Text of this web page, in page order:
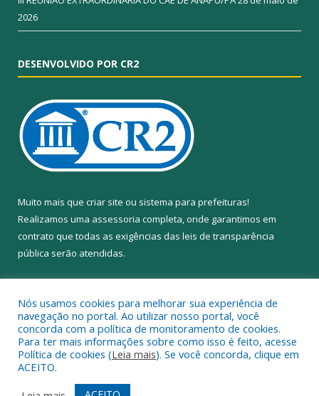
2026
DESENVOLVIDO POR CR2
Muito mais que criar site ou sistema para prefeituras!
Realizamos uma assessoria completa, onde garantimos em
contrato que todas as exigências das leis de transparência
pública serão atendidas.
Todos os direitos reservados a Câmara Municipal de Anapu.
Mapa do Site Acessar Área Administrativa
Nós usamos cookies para melhorar sua experiência de
navegação no portal. Ao utilizar nosso portal, você
concorda com a política de monitoramento de cookies.
Para ter mais informações sobre como isso é feito, acesse
Política de cookies (Leia mais). Se você concorda, clique em
ACEITO.